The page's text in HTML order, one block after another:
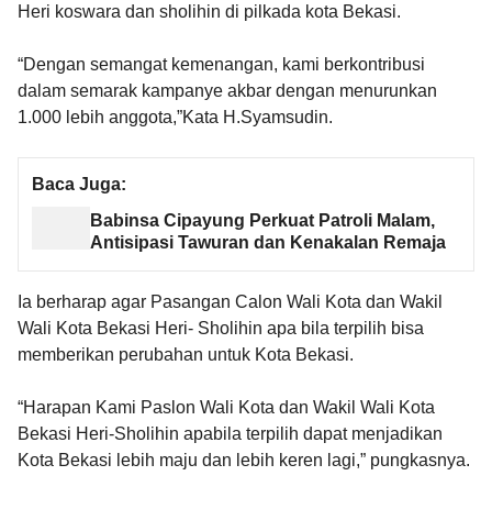
Heri koswara dan sholihin di pilkada kota Bekasi.
“Dengan semangat kemenangan, kami berkontribusi
dalam semarak kampanye akbar dengan menurunkan
1.000 lebih anggota,”Kata H.Syamsudin.
Baca Juga:
Babinsa Cipayung Perkuat Patroli Malam,
Antisipasi Tawuran dan Kenakalan Remaja
Ia berharap agar Pasangan Calon Wali Kota dan Wakil
Wali Kota Bekasi Heri- Sholihin apa bila terpilih bisa
memberikan perubahan untuk Kota Bekasi.
“Harapan Kami Paslon Wali Kota dan Wakil Wali Kota
Bekasi Heri-Sholihin apabila terpilih dapat menjadikan
Kota Bekasi lebih maju dan lebih keren lagi,” pungkasnya.